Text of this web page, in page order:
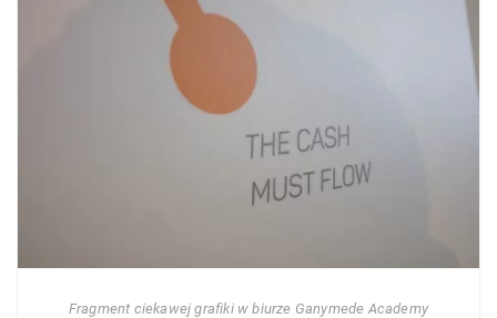
Fragment ciekawej grafiki w biurze Ganymede Academy